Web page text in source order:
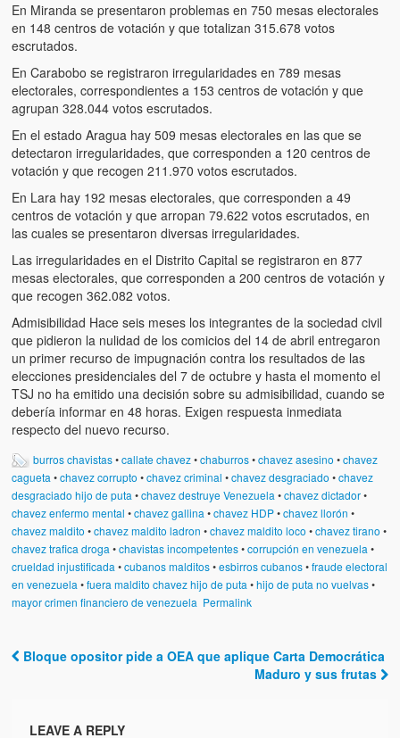
En Miranda se presentaron problemas en 750 mesas electorales
en 148 centros de votación y que totalizan 315.678 votos
escrutados.
En Carabobo se registraron irregularidades en 789 mesas
electorales, correspondientes a 153 centros de votación y que
agrupan 328.044 votos escrutados.
En el estado Aragua hay 509 mesas electorales en las que se
detectaron irregularidades, que corresponden a 120 centros de
votación y que recogen 211.970 votos escrutados.
En Lara hay 192 mesas electorales, que corresponden a 49
centros de votación y que arropan 79.622 votos escrutados, en
las cuales se presentaron diversas irregularidades.
Las irregularidades en el Distrito Capital se registraron en 877
mesas electorales, que corresponden a 200 centros de votación y
que recogen 362.082 votos.
Admisibilidad Hace seis meses los integrantes de la sociedad civil
que pidieron la nulidad de los comicios del 14 de abril entregaron
un primer recurso de impugnación contra los resultados de las
elecciones presidenciales del 7 de octubre y hasta el momento el
TSJ no ha emitido una decisión sobre su admisibilidad, cuando se
debería informar en 48 horas. Exigen respuesta inmediata
respecto del nuevo recurso.
burros chavistas•callate chavez•chaburros•chavez asesino •chavez
cagueta •chavez corrupto •chavez criminal •chavez desgraciado •chavez
desgraciado hijo de puta •chavez destruye Venezuela •chavez dictador•
chavez enfermo mental •chavez gallina •chavez HDP•chavez llorón •
chavez maldito •chavez maldito ladron •chavez maldito loco •chavez tirano •
chavez trafica droga •chavistas incompetentes•corrupción en venezuela •
crueldad injustificada •cubanos malditos•esbirros cubanos•fraude electoral
en venezuela •fuera maldito chavez hijo de puta •hijo de puta no vuelvas•
mayor crimen financiero de venezuela Permalink
Post navigation
Bloque opositor pide a OEA que aplique Carta Democrática
Maduro y sus frutas
LEAVE A REPLY